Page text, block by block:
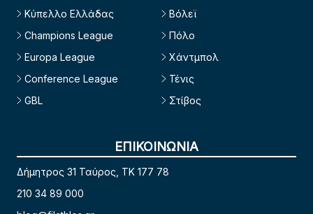
Κύπελλο Ελλάδας
Champions League
Europa League
Conference League
GBL
Βόλεϊ
Πόλο
Χάντμπολ
Τένις
Στίβος
ΕΠΙΚΟΙΝΩΝΙΑ
Δήμητρος 31 Ταύρος, TK 177 78
210 34 89 000